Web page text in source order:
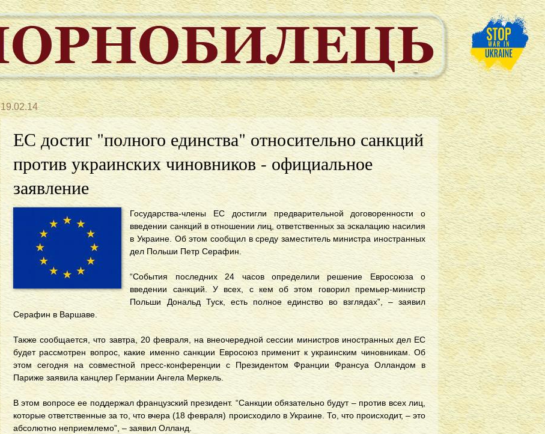
19.02.14
ЕС достиг "полного единства" относительно санкций
против украинских чиновников - официальное
заявление
Государства-члены ЕС достигли предварительной договоренности о
введении санкций в отношении лиц, ответственных за эскалацию насилия
в Украине. Об этом сообщил в среду заместитель министра иностранных
дел Польши Петр Серафин.
“События последних 24 часов определили решение Евросоюза о
введении санкций. У всех, с кем об этом говорил премьер-министр
Польши Дональд Туск, есть полное единство во взглядах”, – заявил
Серафин в Варшаве.
Также сообщается, что завтра, 20 февраля, на внеочередной сессии министров иностранных дел ЕС
будет рассмотрен вопрос, какие именно санкции Евросоюз применит к украинским чиновникам. Об
этом сегодня на совместной пресс-конференции с Президентом Франции Франсуа Олландом в
Париже заявила канцлер Германии Ангела Меркель.
В этом вопросе ее поддержал французский президент. “Санкции обязательно будут – против всех лиц,
которые ответственные за то, что вчера (18 февраля) происходило в Украине. То, что происходит, – это
абсолютно неприемлемо”, – заявил Олланд.